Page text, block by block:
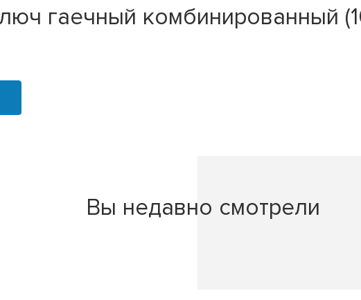
гаечный комбинированный
Вы недавно смотрели